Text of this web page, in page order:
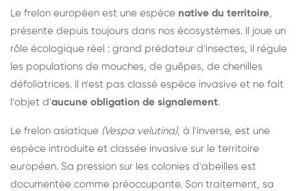
Le frelon européen est une espèce native du territoire,
présente depuis toujours dans nos écosystèmes. Il joue un
rôle écologique réel : grand prédateur d'insectes, il régule
les populations de mouches, de guêpes, de chenilles
défoliatrices. Il n'est pas classé espèce invasive et ne fait
l'objet d'aucune obligation de signalement.
Le frelon asiatique (Vespa velutina), à l'inverse, est une
espèce introduite et classée invasive sur le territoire
européen. Sa pression sur les colonies d'abeilles est
documentée comme préoccupante. Son traitement, sa